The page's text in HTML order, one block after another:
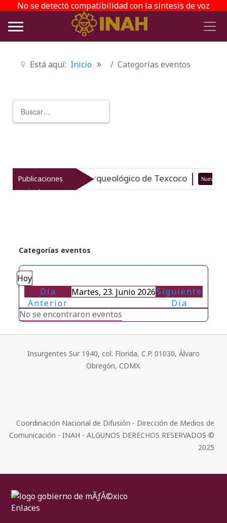
No se detectó compatibilidad con la síntesis de voz
Está aquí: Inicio Categorías eventos
Publicaciones
recientes
el patrimonio arqueológico de Texcoco Nuevo
Categorías eventos
Hoy
Día
Anterior
Martes, 23. Junio 2026Siguiente
Día
No se encontraron eventos
Insurgentes Sur 1940, col. Florida, C.P. 01030, Álvaro
Obregón, CDMX.
Coordinación Nacional de Difusión - Dirección de Medios de
Comunicación - INAH - ALGUNOS DERECHOS RESERVADOS ©
2025
Enlaces